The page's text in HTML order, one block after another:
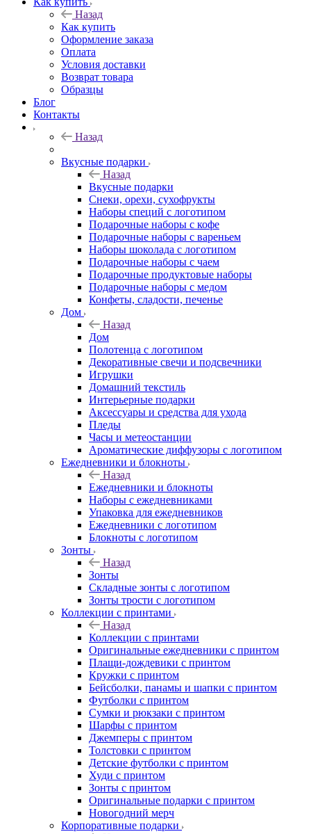
Назад
Как купить
Оформление заказа
Оплата
Условия доставки
Возврат товара
Образцы
Блог
Контакты
Назад
Вкусные подарки
Назад
Вкусные подарки
Снеки, орехи, сухофрукты
Наборы специй с логотипом
Подарочные наборы с кофе
Подарочные наборы с вареньем
Наборы шоколада с логотипом
Подарочные наборы с чаем
Подарочные продуктовые наборы
Подарочные наборы с медом
Конфеты, сладости, печенье
Дом
Назад
Дом
Полотенца с логотипом
Декоративные свечи и подсвечники
Игрушки
Домашний текстиль
Интерьерные подарки
Аксессуары и средства для ухода
Пледы
Часы и метеостанции
Ароматические диффузоры с логотипом
Ежедневники и блокноты
Назад
Ежедневники и блокноты
Наборы с ежедневниками
Упаковка для ежедневников
Ежедневники с логотипом
Блокноты с логотипом
Зонты
Назад
Зонты
Складные зонты с логотипом
Зонты трости с логотипом
Коллекции с принтами
Назад
Коллекции с принтами
Оригинальные ежедневники с принтом
Плащи-дождевики с принтом
Кружки с принтом
Бейсболки, панамы и шапки с принтом
Футболки с принтом
Сумки и рюкзаки с принтом
Шарфы с принтом
Джемперы с принтом
Толстовки с принтом
Детские футболки с принтом
Худи с принтом
Зонты с принтом
Оригинальные подарки с принтом
Новогодний мерч
Корпоративные подарки